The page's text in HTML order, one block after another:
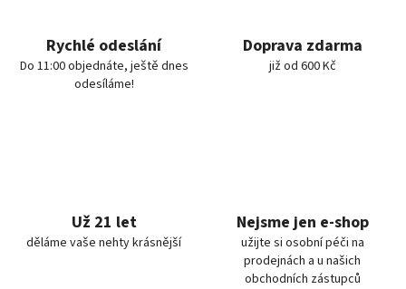
Rychlé odeslání
Do 11:00 objednáte, ještě dnes
odesíláme!
Doprava zdarma
již od 600 Kč
Už 21 let
děláme vaše nehty krásnější
Nejsme jen e-shop
užijte si osobní péči na
prodejnách a u našich
obchodních zástupců